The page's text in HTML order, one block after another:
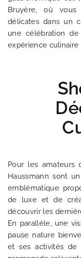
NOS
FAQ
Bruyère, où vous
délicates dans un
une célébration
expérience culinaire
Pour les amateurs
Haussmann sont
emblématique
de luxe et de
découvrir les
En parallèle, une
pause nature
et ses activités de